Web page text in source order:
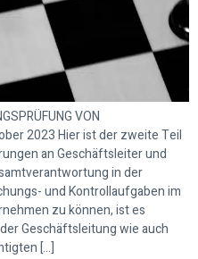
VON
2023 Hier ist der zweite Teil
an Geschäftsleiter und
in der
und Kontrollaufgaben im
zu können, ist es
Geschäftsleitung wie auch
[…]